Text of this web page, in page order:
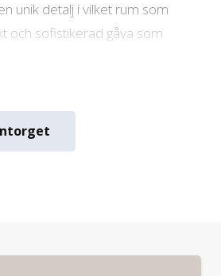
unik detalj i vilket rum som
och sofistikerad gåva som